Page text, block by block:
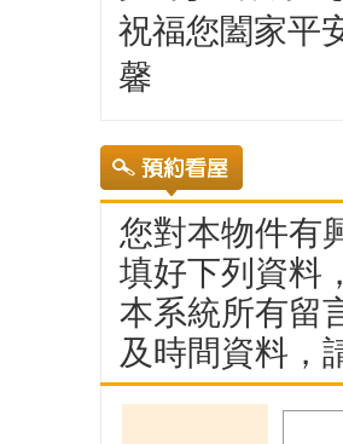
祝福您闔家平
馨
您對本物件有
填好下列資料
本系統所有留
及時間資料，